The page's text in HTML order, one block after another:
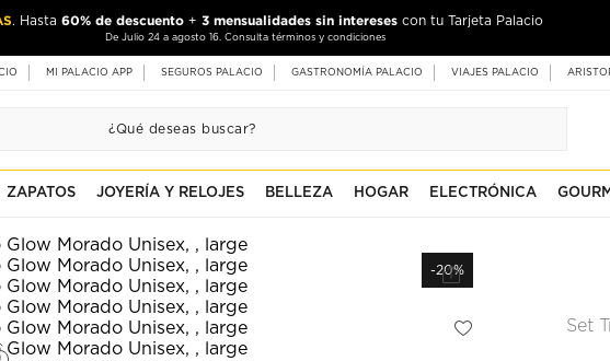
. Hasta 60% de descuento + 3 mensualidades sin intereses con tu Tarjeta Palacio
De Julio 24 a agosto 16. Consulta términos y condiciones
MI PALACIO APP SEGUROS PALACIO GASTRONOMÍA PALACIO VIAJES PALACIO
ZAPATOS JOYERÍA Y RELOJES BELLEZA HOGAR ELECTRÓNICA
-20%
Set